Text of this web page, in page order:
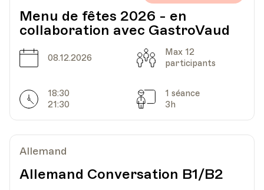
Date
12.11.2020 Heure
19.45
LieuBâtiment communal - Salle Clément -
LieuBâtiment communal - Salle Clément -
Menu de fêtes 2026 - en
collaboration avec GastroVaud
Date
08.12.2026 Capacité
Max 12
participants
Horarires
18:30
21:30
Séances
1 séance
3h
Allemand
Allemand Conversation B1/B2